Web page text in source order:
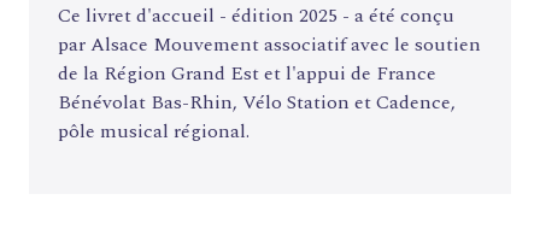
Ce livret d'accueil - édition 2025 - a été conçu
par Alsace Mouvement associatif avec le soutien
de la Région Grand Est et l'appui de France
Bénévolat Bas-Rhin, Vélo Station et Cadence,
pôle musical régional.
FORMATIONS